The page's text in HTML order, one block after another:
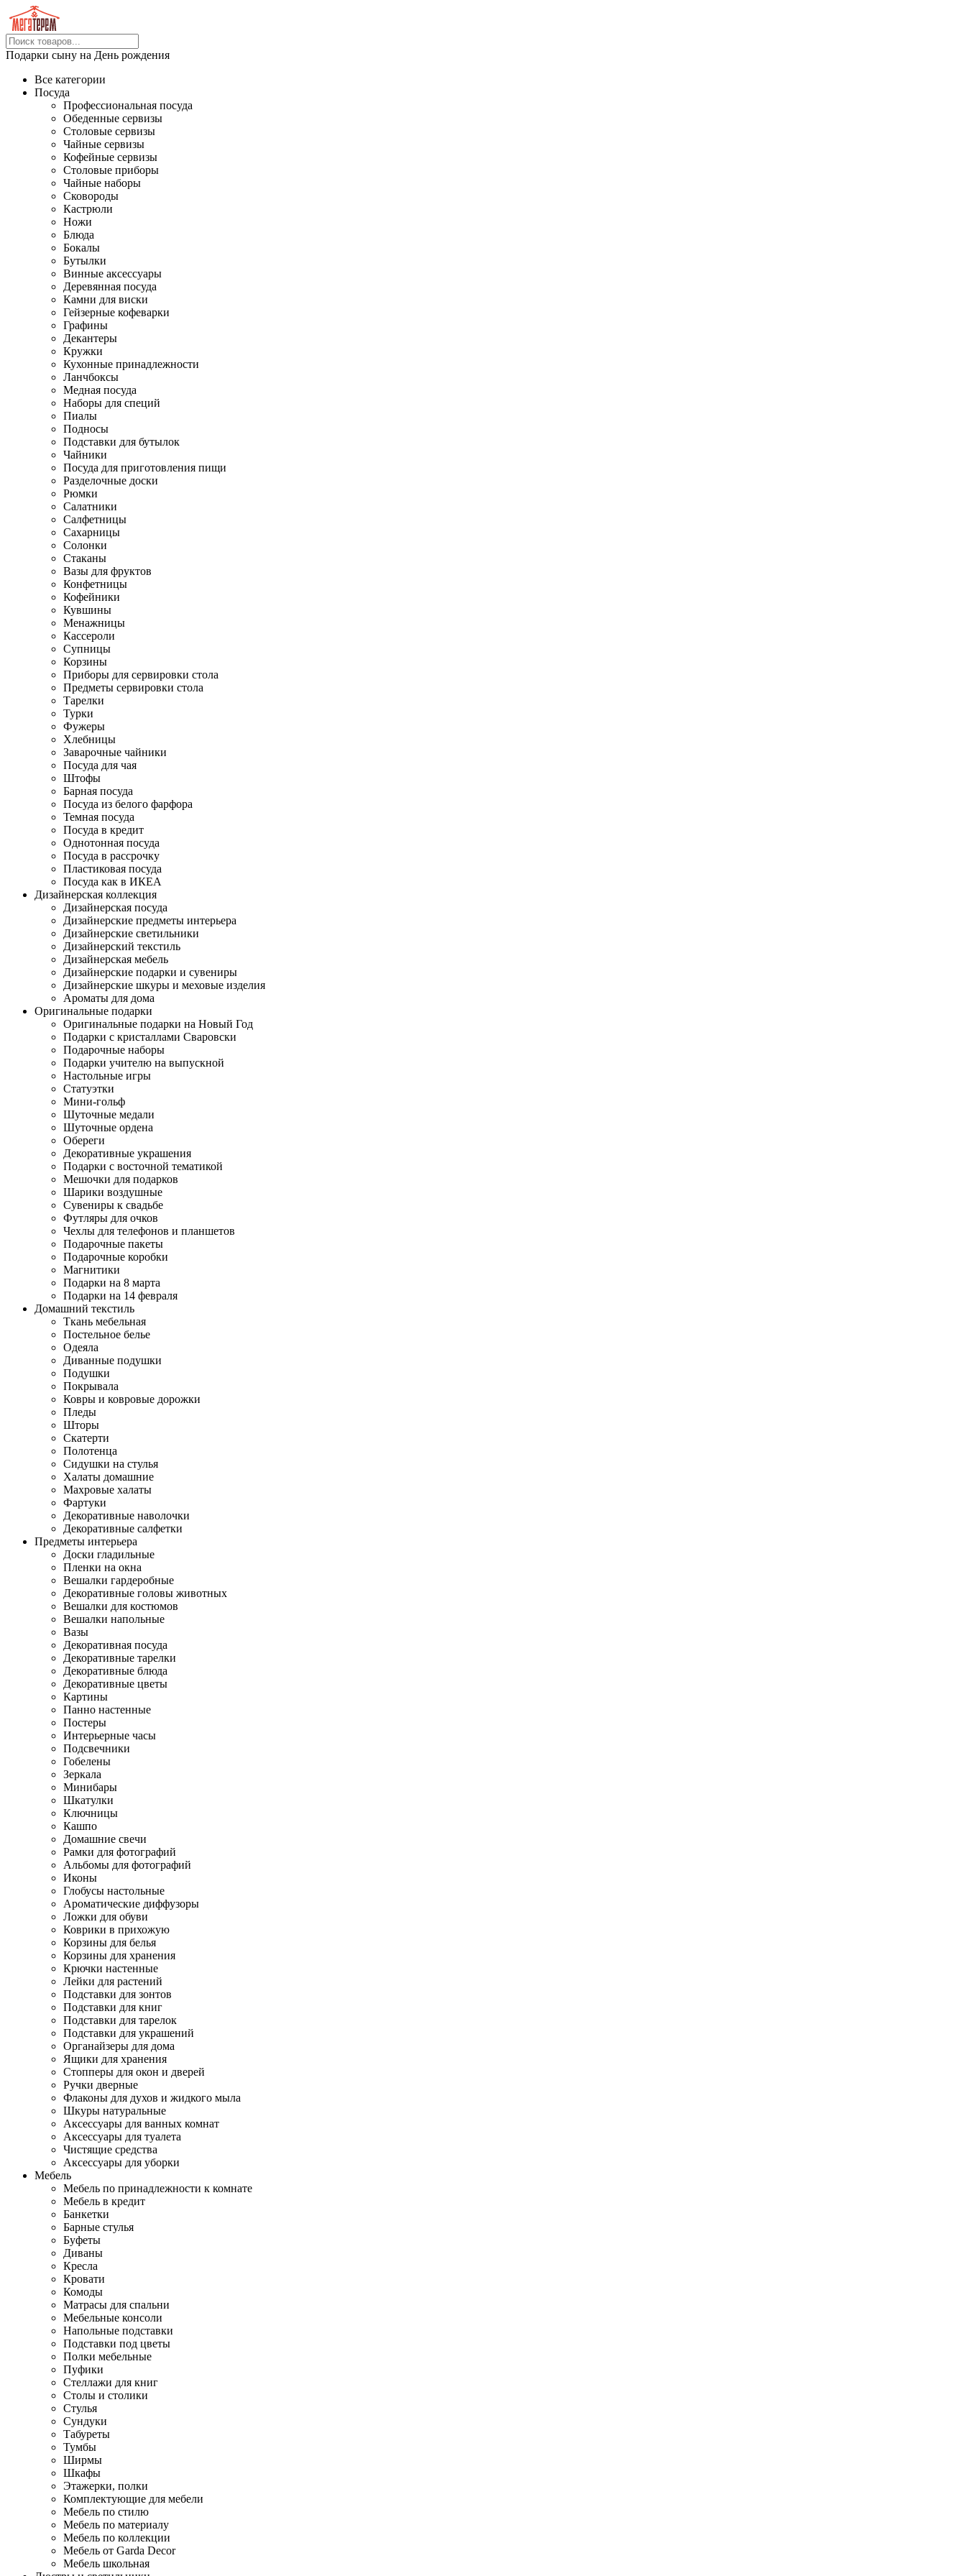
Подарки сыну на День рождения
Все категории
Посуда
Профессиональная посуда
Обеденные сервизы
Столовые сервизы
Чайные сервизы
Кофейные сервизы
Столовые приборы
Чайные наборы
Сковороды
Кастрюли
Ножи
Блюда
Бокалы
Бутылки
Винные аксессуары
Деревянная посуда
Камни для виски
Гейзерные кофеварки
Графины
Декантеры
Кружки
Кухонные принадлежности
Ланчбоксы
Медная посуда
Наборы для специй
Пиалы
Подносы
Подставки для бутылок
Чайники
Посуда для приготовления пищи
Разделочные доски
Рюмки
Салатники
Салфетницы
Сахарницы
Солонки
Стаканы
Вазы для фруктов
Конфетницы
Кофейники
Кувшины
Менажницы
Кассероли
Супницы
Корзины
Приборы для сервировки стола
Предметы сервировки стола
Тарелки
Турки
Фужеры
Хлебницы
Заварочные чайники
Посуда для чая
Штофы
Барная посуда
Посуда из белого фарфора
Темная посуда
Посуда в кредит
Однотонная посуда
Посуда в рассрочку
Пластиковая посуда
Посуда как в ИКЕА
Дизайнерская коллекция
Дизайнерская посуда
Дизайнерские предметы интерьера
Дизайнерские светильники
Дизайнерский текстиль
Дизайнерская мебель
Дизайнерские подарки и сувениры
Дизайнерские шкуры и меховые изделия
Ароматы для дома
Оригинальные подарки
Оригинальные подарки на Новый Год
Подарки с кристаллами Сваровски
Подарочные наборы
Подарки учителю на выпускной
Настольные игры
Статуэтки
Мини-гольф
Шуточные медали
Шуточные ордена
Обереги
Декоративные украшения
Подарки с восточной тематикой
Мешочки для подарков
Шарики воздушные
Сувениры к свадьбе
Футляры для очков
Чехлы для телефонов и планшетов
Подарочные пакеты
Подарочные коробки
Магнитики
Подарки на 8 марта
Подарки на 14 февраля
Домашний текстиль
Ткань мебельная
Постельное белье
Одеяла
Диванные подушки
Подушки
Покрывала
Ковры и ковровые дорожки
Пледы
Шторы
Скатерти
Полотенца
Сидушки на стулья
Халаты домашние
Махровые халаты
Фартуки
Декоративные наволочки
Декоративные салфетки
Предметы интерьера
Доски гладильные
Пленки на окна
Вешалки гардеробные
Декоративные головы животных
Вешалки для костюмов
Вешалки напольные
Вазы
Декоративная посуда
Декоративные тарелки
Декоративные блюда
Декоративные цветы
Картины
Панно настенные
Постеры
Интерьерные часы
Подсвечники
Гобелены
Зеркала
Минибары
Шкатулки
Ключницы
Кашпо
Домашние свечи
Рамки для фотографий
Альбомы для фотографий
Иконы
Глобусы настольные
Ароматические диффузоры
Ложки для обуви
Коврики в прихожую
Корзины для белья
Корзины для хранения
Крючки настенные
Лейки для растений
Подставки для зонтов
Подставки для книг
Подставки для тарелок
Подставки для украшений
Органайзеры для дома
Ящики для хранения
Стопперы для окон и дверей
Ручки дверные
Флаконы для духов и жидкого мыла
Шкуры натуральные
Аксессуары для ванных комнат
Аксессуары для туалета
Чистящие средства
Аксессуары для уборки
Мебель
Мебель по принадлежности к комнате
Мебель в кредит
Банкетки
Барные стулья
Буфеты
Диваны
Кресла
Кровати
Комоды
Матрасы для спальни
Мебельные консоли
Напольные подставки
Подставки под цветы
Полки мебельные
Пуфики
Стеллажи для книг
Столы и столики
Стулья
Сундуки
Табуреты
Тумбы
Ширмы
Шкафы
Этажерки, полки
Комплектующие для мебели
Мебель по стилю
Мебель по материалу
Мебель по коллекции
Мебель от Garda Decor
Мебель школьная